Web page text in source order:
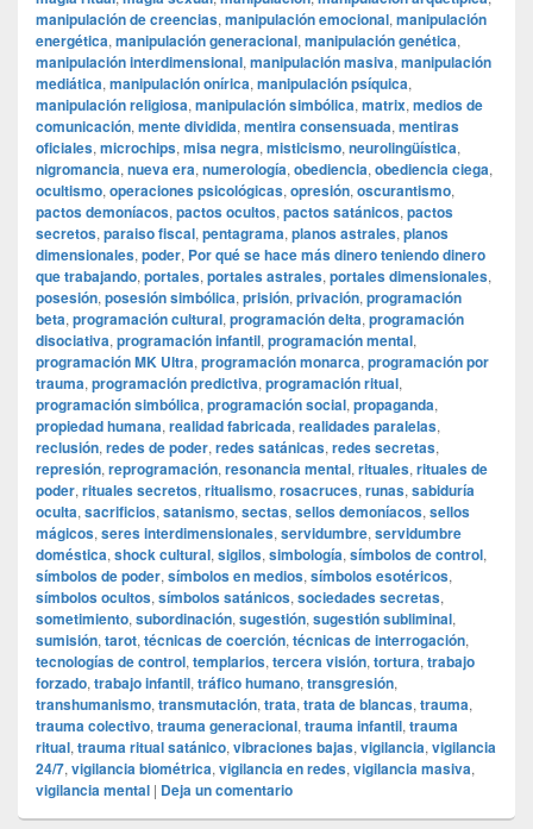
manipulación de creencias, manipulación emocional, manipulación
energética, manipulación generacional, manipulación genética,
manipulación interdimensional, manipulación masiva, manipulación
mediática, manipulación onírica, manipulación psíquica,
manipulación religiosa, manipulación simbólica, matrix, medios de
comunicación, mente dividida, mentira consensuada, mentiras
oficiales, microchips, misa negra, misticismo, neurolingüística,
nigromancia, nueva era, numerología, obediencia, obediencia ciega,
ocultismo, operaciones psicológicas, opresión, oscurantismo,
pactos demoníacos, pactos ocultos, pactos satánicos, pactos
secretos, paraiso fiscal, pentagrama, planos astrales, planos
dimensionales, poder, Por qué se hace más dinero teniendo dinero
que trabajando, portales, portales astrales, portales dimensionales,
posesión, posesión simbólica, prisión, privación, programación
beta, programación cultural, programación delta, programación
disociativa, programación infantil, programación mental,
programación MK Ultra, programación monarca, programación por
trauma, programación predictiva, programación ritual,
programación simbólica, programación social, propaganda,
propiedad humana, realidad fabricada, realidades paralelas,
reclusión, redes de poder, redes satánicas, redes secretas,
represión, reprogramación, resonancia mental, rituales, rituales de
poder, rituales secretos, ritualismo, rosacruces, runas, sabiduría
oculta, sacrificios, satanismo, sectas, sellos demoníacos, sellos
mágicos, seres interdimensionales, servidumbre, servidumbre
doméstica, shock cultural, sigilos, simbología, símbolos de control,
símbolos de poder, símbolos en medios, símbolos esotéricos,
símbolos ocultos, símbolos satánicos, sociedades secretas,
sometimiento, subordinación, sugestión, sugestión subliminal,
sumisión, tarot, técnicas de coerción, técnicas de interrogación,
tecnologías de control, templarios, tercera visión, tortura, trabajo
forzado, trabajo infantil, tráfico humano, transgresión,
transhumanismo, transmutación, trata, trata de blancas, trauma,
trauma colectivo, trauma generacional, trauma infantil, trauma
ritual, trauma ritual satánico, vibraciones bajas, vigilancia, vigilancia
24/7, vigilancia biométrica, vigilancia en redes, vigilancia masiva,
vigilancia mental | Deja un comentario